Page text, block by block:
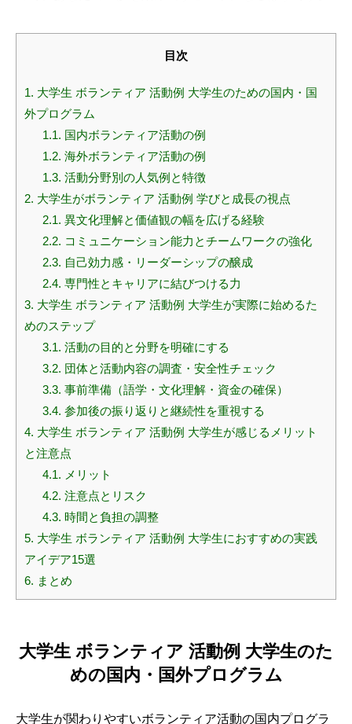
目次
1. 大学生 ボランティア 活動例 大学生のための国内・国
外プログラム
1.1. 国内ボランティア活動の例
1.2. 海外ボランティア活動の例
1.3. 活動分野別の人気例と特徴
2. 大学生がボランティア 活動例 学びと成長の視点
2.1. 異文化理解と価値観の幅を広げる経験
2.2. コミュニケーション能力とチームワークの強化
2.3. 自己効力感・リーダーシップの醸成
2.4. 専門性とキャリアに結びつける力
3. 大学生 ボランティア 活動例 大学生が実際に始めるた
めのステップ
3.1. 活動の目的と分野を明確にする
3.2. 団体と活動内容の調査・安全性チェック
3.3. 事前準備（語学・文化理解・資金の確保）
3.4. 参加後の振り返りと継続性を重視する
4. 大学生 ボランティア 活動例 大学生が感じるメリット
と注意点
4.1. メリット
4.2. 注意点とリスク
4.3. 時間と負担の調整
5. 大学生 ボランティア 活動例 大学生におすすめの実践
アイデア15選
6. まとめ
大学生 ボランティア 活動例 大学生のた
めの国内・国外プログラム
大学生が関わりやすいボランティア活動の国内プログラ